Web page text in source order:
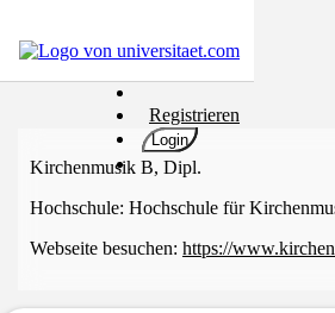
Registrieren
Login
Hochschulen
Karriere
Populär
&
Kirchenmusik B, Dipl.
Hochschule: Hochschule für
Webseite besuchen: https://